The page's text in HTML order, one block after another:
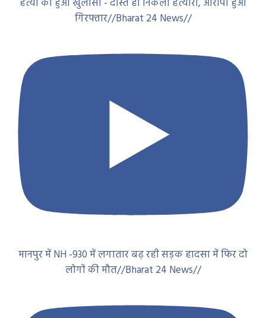
हत्या का हुआ खुलासा - दोस्त ही निकला हत्यारा, आरोपी हुआ
गिरफ्तार//Bharat 24 News//
मानपुर में NH -930 में लगातार बढ़ रही सड़क हादसा में फिर दो
लोगों की मौत//Bharat 24 News//